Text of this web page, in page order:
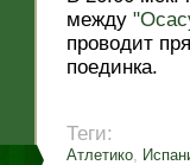
между
проводит
поединка.
Теги:
Атлетико,